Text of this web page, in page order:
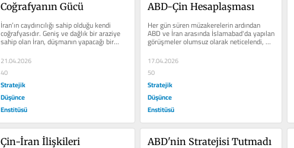
Coğrafyanın Gücü
İran’ın caydırıcılığı sahip olduğu kendi
coğrafyasıdır. Geniş ve dağlık bir araziye
sahip olan İran, düşmanın yapacağı bir...
21.04.2026
40
Stratejik
Düşünce
Enstitüsü
ABD-Çin Hesaplaşması
Her gün süren müzakerelerin ardından
ABD ve İran arasında İslamabad'da yapılan
görüşmeler olumsuz olarak neticelendi,
ancak masa...
17.04.2026
50
Stratejik
Düşünce
Enstitüsü
Çin-İran İlişkileri ABD'nin Stratejisi Tutmadı